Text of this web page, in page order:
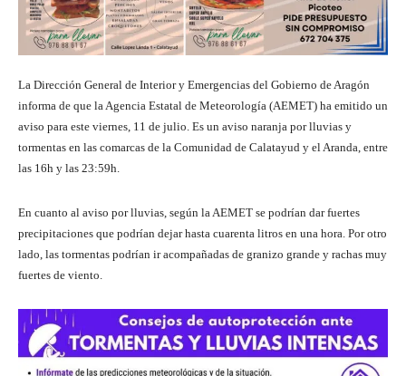
La Dirección General de Interior y Emergencias del Gobierno de Aragón
informa de que la Agencia Estatal de Meteorología (AEMET) ha emitido un
aviso para este viernes, 11 de julio. Es un aviso naranja por lluvias y
tormentas en las comarcas de la Comunidad de Calatayud y el Aranda, entre
las 16h y las 23:59h.
En cuanto al aviso por lluvias, según la AEMET se podrían dar fuertes
precipitaciones que podrían dejar hasta cuarenta litros en una hora. Por otro
lado, las tormentas podrían ir acompañadas de granizo grande y rachas muy
fuertes de viento.